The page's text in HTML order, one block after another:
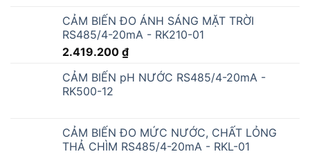
CẢM BIẾN ĐO ÁNH SÁNG MẶT TRỜI
RS485/4-20mA - RK210-01
2.419.200 ₫
CẢM BIẾN pH NƯỚC RS485/4-20mA -
RK500-12
CẢM BIẾN ĐO MỨC NƯỚC, CHẤT LỎNG
THẢ CHÌM RS485/4-20mA - RKL-01